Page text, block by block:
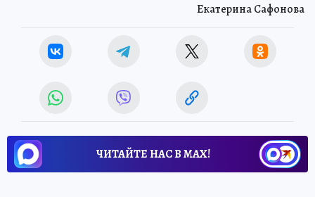
Екатерина Сафонова
ЧИТАЙТЕ НАС В МАХ!